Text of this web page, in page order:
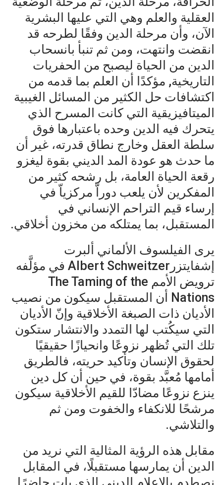
العقلية والعلم وهي التي عليها البشرية
الآن، وأن مرحلة الدين وفقًا لطرحه قد
انقضت وانتهت، ومن ثم تنبأ بانسحاب
الدين من الحياة ليصبح من الحفريات
التاريخية, مؤكدًا أن العلم بما قدمه من
اكتشافات حل الكثير من المسائل الغيبية
الميتافيزيقية التي كانت المسرح الذي
يتحرك فيه الدين وحده باعتبارها فوق
سلطة العقل وخارج نطاق قدرته، غير أن
ما حدث هو عودة المد الديني بقوة ليغزو
رقعة الحياة العامة، بل رشحه كثير من
المفكرين لأن يلعب دوراّ مركزياّ في
إرساء قيم التراحم الإنساني في
المستقبل، بما يمتلكه من مخزون أخلاقي.
يرى الفيلسوف الألماني ألبرت
إشفايتزرAlbert Schweitzer في مؤلَّفه
ترويض الأمم The Taming of the
Nations أن المستقبل سيكون من نصيب
الأديان ذات الصبغة الأخلاقية وإنّ الأديان
التي سيكُتب لها التمدد والانتشار ستكون
تلك التي تُظهر نزوعًا وانحيازًا حقيقيًا
لحقوق الإنسان وتأكيد حريته، فالطريق
أمامها مُعبَّد بقوة، في حين أن كل دين
ينزع نزوعًا مضادّا للقيم الأخلاقية سيكون
مرشحًا للانكفاء والخفوت ومن ثم
والتلاشي.
مقابل هذه الرؤية المثالية التي نريد من
الدين أن يمارسها مستقبلًا، في المقابل